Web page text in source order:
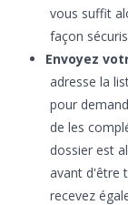
vous suffit
façon
Envoyez
adresse la
pour
de les
dossier est
avant d'être
recevez